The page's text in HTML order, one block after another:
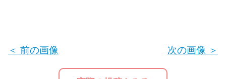
＜ 前の画像 次の画像 ＞